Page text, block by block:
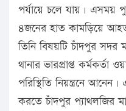
পর্যায়ে চলে যায়। এসময়
৪জনের হাত কামড়িয়ে
তিনি বিষয়টি চাঁদপুর
থানার ভারপ্রাপ্ত কর্মকর্তা
পরিস্থিতি নিয়ন্ত্রনে
করতে চাঁদপুর প্যাথলজির